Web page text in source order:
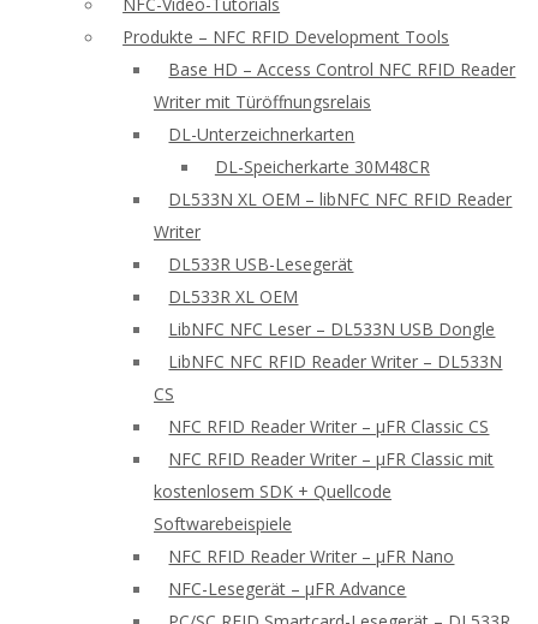
Produkte – NFC RFID Development Tools
Base HD – Access Control NFC RFID Reader
Writer mit Türöffnungsrelais
DL-Unterzeichnerkarten
DL-Speicherkarte 30M48CR
DL533N XL OEM – libNFC NFC RFID Reader
Writer
DL533R USB-Lesegerät
DL533R XL OEM
LibNFC NFC Leser – DL533N USB Dongle
LibNFC NFC RFID Reader Writer – DL533N
CS
NFC RFID Reader Writer – μFR Classic CS
NFC RFID Reader Writer – μFR Classic mit
kostenlosem SDK + Quellcode
Softwarebeispiele
NFC RFID Reader Writer – μFR Nano
NFC-Lesegerät – μFR Advance